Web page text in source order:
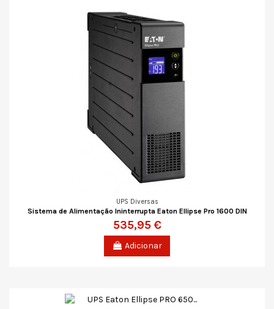
UPS Diversas
Sistema de Alimentação Ininterrupta Eaton Ellipse Pro 1600 DIN
535,95 €
Adicionar